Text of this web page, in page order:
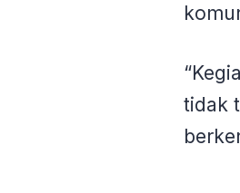
tidak